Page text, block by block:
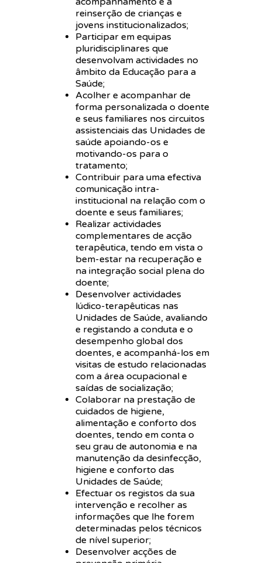
reinserção de crianças e
jovens institucionalizados;
Participar em equipas
pluridisciplinares que
desenvolvam actividades no
âmbito da Educação para a
Saúde;
Acolher e acompanhar de
forma personalizada o doente
e seus familiares nos circuitos
assistenciais das Unidades de
saúde apoiando-os e
motivando-os para o
tratamento;
Contribuir para uma efectiva
comunicação intra-
institucional na relação com o
doente e seus familiares;
Realizar actividades
complementares de acção
terapêutica, tendo em vista o
bem-estar na recuperação e
na integração social plena do
doente;
Desenvolver actividades
lúdico-terapêuticas nas
Unidades de Saúde, avaliando
e registando a conduta e o
desempenho global dos
doentes, e acompanhá-los em
visitas de estudo relacionadas
com a área ocupacional e
saídas de socialização;
Colaborar na prestação de
cuidados de higiene,
alimentação e conforto dos
doentes, tendo em conta o
seu grau de autonomia e na
manutenção da desinfecção,
higiene e conforto das
Unidades de Saúde;
Efectuar os registos da sua
intervenção e recolher as
informações que lhe forem
determinadas pelos técnicos
de nível superior;
Desenvolver acções de